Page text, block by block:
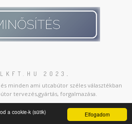
Elfogadom
a cookie-k (sütik)
2023 .
minden ami utcabútor széles választékban
tervezés,gyártás, forgalmazása.